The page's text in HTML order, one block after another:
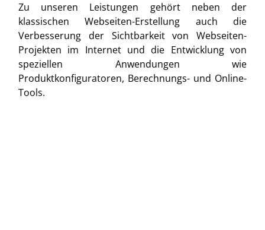
Zu unseren Leistungen gehört neben der
klassischen Webseiten-Erstellung auch die
Verbesserung der Sichtbarkeit von Webseiten-
Projekten im Internet und die Entwicklung von
speziellen Anwendungen wie
Produktkonfiguratoren, Berechnungs- und Online-
Tools.